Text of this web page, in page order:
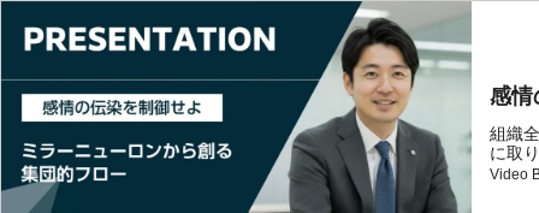
感情
組織
に取
Video